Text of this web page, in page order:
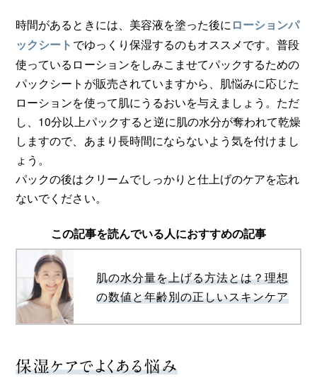
時間があるときには、美容液を塗った後に ローションパ
ックシート でゆっくり保湿するのもオススメです。普段
使っているローションをしみこませてパックするための
パックシートが販売されていますから、肌悩みに応じた
ローションを使って肌にうるおいを与えましょう。ただ
し、10分以上パックすると逆に肌の水分が奪われて乾燥
しますので、あまり長時間にならないよう気を付けまし
ょう。
パックの後はクリームでしっかりと仕上げのケアを忘れ
ないでください。
この記事を読んでいる人におすすめの記事
肌の水分量を上げる方法とは？理想
の数値と年齢別の正しいスキンケア
保湿ケアでよくある悩み